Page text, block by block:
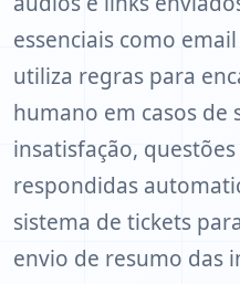
essenciais como
utiliza regras para
humano em casos de
insatisfação,
respondidas
sistema de tickets
envio de resumo das